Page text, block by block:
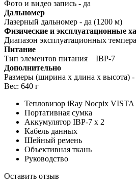
Фото и видео запись - да
Дальномер
Лазерный дальномер - да (1200 м)
Физические и эксплуатационные
Диапазон эксплуатационных
Питание
Тип элементов питания IBP-7
Дополнительно
Размеры (ширина x длина x
Вес: 640 г
Тепловизор iRay Nocpix VISTA
Портативная сумка
Аккумулятор IBP-7 x 2
Кабель данных
Шейный ремень
Объективная ткань
Руководство
Оставить отзыв